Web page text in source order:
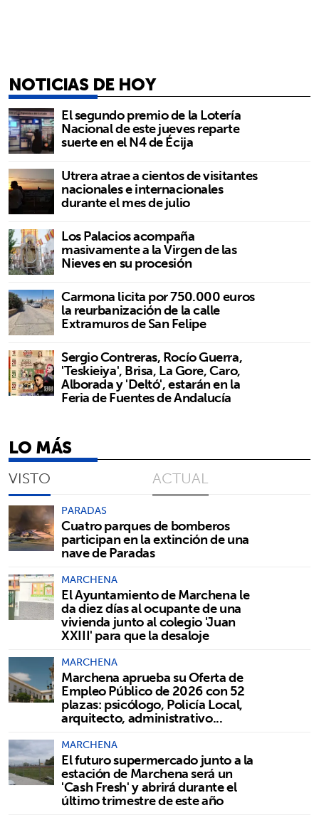
NOTICIAS DE HOY
El segundo premio de la Lotería
Nacional de este jueves reparte
suerte en el N4 de Écija
Utrera atrae a cientos de visitantes
nacionales e internacionales
durante el mes de julio
Los Palacios acompaña
masivamente a la Virgen de las
Nieves en su procesión
Carmona licita por 750.000 euros
la reurbanización de la calle
Extramuros de San Felipe
Sergio Contreras, Rocío Guerra,
'Teskieiya', Brisa, La Gore, Caro,
Alborada y 'Deltó', estarán en la
Feria de Fuentes de Andalucía
LO MÁS
VISTO ACTUAL
PARADAS
Cuatro parques de bomberos
participan en la extinción de una
nave de Paradas
MARCHENA
El Ayuntamiento de Marchena le
da diez días al ocupante de una
vivienda junto al colegio 'Juan
XXIII' para que la desaloje
MARCHENA
Marchena aprueba su Oferta de
Empleo Público de 2026 con 52
plazas: psicólogo, Policía Local,
arquitecto, administrativo...
MARCHENA
El futuro supermercado junto a la
estación de Marchena será un
'Cash Fresh' y abrirá durante el
último trimestre de este año